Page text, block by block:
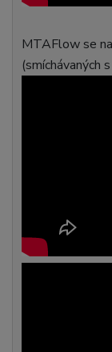
MTAFlow se
(smíchávaných